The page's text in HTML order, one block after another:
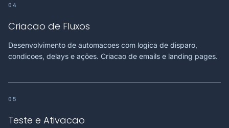
04
Criacao de Fluxos
Desenvolvimento de automacoes com logica de disparo,
condicoes, delays e ações. Criacao de emails e landing pages.
05
Teste e Ativacao